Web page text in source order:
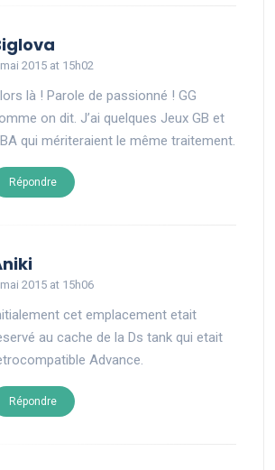
2015 at 15h02
là ! Parole de passionné ! GG
on dit. J’ai quelques Jeux GB et
qui mériteraient le même traitement.
Répondre
says:
2015 at 15h06
cet emplacement etait
au cache de la Ds tank qui etait
Advance.
Répondre